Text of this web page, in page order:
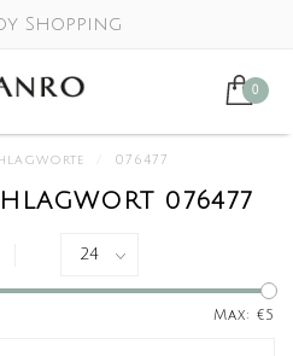
Shopping
0
076477
076477
Max: €5